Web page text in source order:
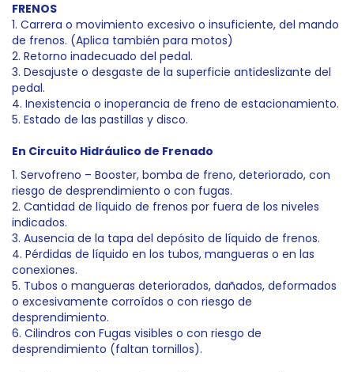
FRENOS
1. Carrera o movimiento excesivo o insuficiente, del mando
de frenos. (Aplica también para motos)
2. Retorno inadecuado del pedal.
3. Desajuste o desgaste de la superficie antideslizante del
pedal.
4. Inexistencia o inoperancia de freno de estacionamiento.
5. Estado de las pastillas y disco.
En Circuito Hidráulico de Frenado
1. Servofreno – Booster, bomba de freno, deteriorado, con
riesgo de desprendimiento o con fugas.
2. Cantidad de líquido de frenos por fuera de los niveles
indicados.
3. Ausencia de la tapa del depósito de líquido de frenos.
4. Pérdidas de líquido en los tubos, mangueras o en las
conexiones.
5. Tubos o mangueras deteriorados, dañados, deformados
o excesivamente corroídos o con riesgo de
desprendimiento.
6. Cilindros con Fugas visibles o con riesgo de
desprendimiento (faltan tornillos).